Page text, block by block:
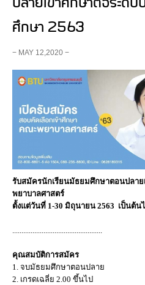
ศึกษา 2563
− MAY 12,2020 −
รับสมัครนักเรียนมัธยมศึกษาตอนปลา
พยาบาลศาสตร์
ตั้งแต่วันที่ 1-30 มิถุนายน 2563 เป็นต้น
.................................................
คุณสมบัติการสมัคร
1. จบมัธยมศึกษาตอนปลาย
2. เกรดเฉลี่ย 2.00 ขึ้นไป